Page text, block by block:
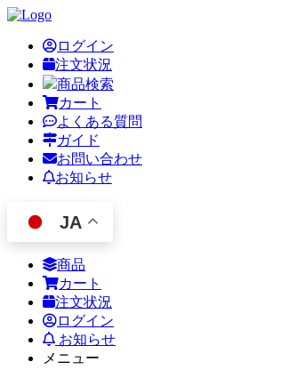
ログイン
注文状況
商品検索
カート
よくある質問
ガイド
お問い合わせ
お知らせ
JA
商品
カート
注文状況
ログイン
お知らせ
メニュー